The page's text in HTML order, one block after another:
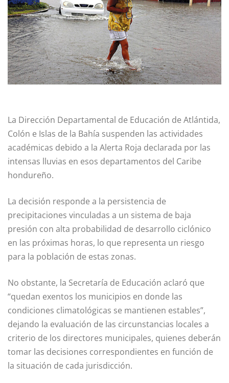
La Dirección Departamental de Educación de Atlántida,
Colón e Islas de la Bahía suspenden las actividades
académicas debido a la Alerta Roja declarada por las
intensas lluvias en esos departamentos del Caribe
hondureño.
La decisión responde a la persistencia de
precipitaciones vinculadas a un sistema de baja
presión con alta probabilidad de desarrollo ciclónico
en las próximas horas, lo que representa un riesgo
para la población de estas zonas.
No obstante, la Secretaría de Educación aclaró que
“quedan exentos los municipios en donde las
condiciones climatológicas se mantienen estables”,
dejando la evaluación de las circunstancias locales a
criterio de los directores municipales, quienes deberán
tomar las decisiones correspondientes en función de
la situación de cada jurisdicción.